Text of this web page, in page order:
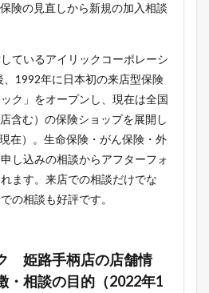
険の見直しから新規の加入相談
ているアイリックコーポレーシ
、1992年に日本初の来店型保険
ク」をオープンし、現在は全国
含む）の保険ショップを展開し
在）。生命保険・がん保険・外
し込みの相談からアフターフォ
ます。来店での相談だけでな
の相談も好評です。
姫路手柄店の店舗情
・相談の目的（2022年1